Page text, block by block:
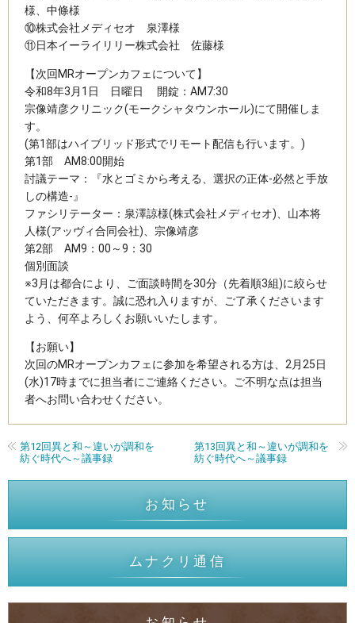
様、中條様
⑩株式会社メディセオ 泉澤様
⑪日本イーライリリー株式会社 佐藤様
【次回MRオープンカフェについて】
令和8年3月1日 日曜日 開錠：AM7:30
宗像靖彦クリニック(モークシャタウンホール)にて開催しま
す。
(第1部はハイブリッド形式でリモート配信も行います。)
第1部 AM8:00開始
討議テーマ：『水とゴミから考える、選択の正体-必然と手放
しの構造-』
ファシリテーター：泉澤諒様(株式会社メディセオ)、山本将
人様(アッヴィ合同会社)、宗像靖彦
第2部 AM9：00～9：30
個別面談
※3月は都合により、ご面談時間を30分（先着順3組)に絞らせ
ていただきます。誠に恐れ入りますが、ご了承くださいます
よう、何卒よろしくお願いいたします。
【お願い】
次回のMRオープンカフェに参加を希望される方は、2月25日
(水)17時までに担当者にご連絡ください。ご不明な点は担当
者へお問い合わせください。
第12回異と和～違いが調和を
紡ぐ時代へ～議事録
第13回異と和～違いが調和を
紡ぐ時代へ～議事録
お知らせ
ムナクリ通信